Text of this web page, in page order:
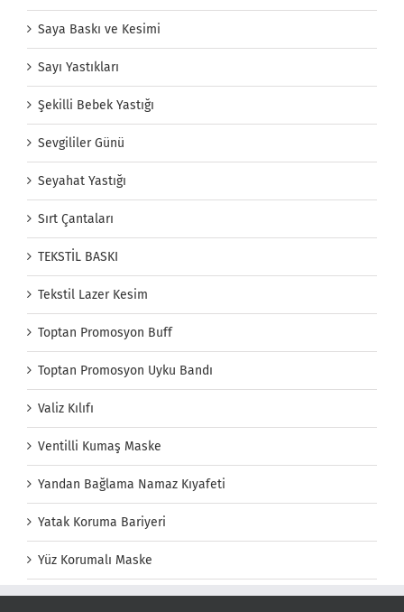
Saya Baskı ve Kesimi
Sayı Yastıkları
Şekilli Bebek Yastığı
Sevgililer Günü
Seyahat Yastığı
Sırt Çantaları
TEKSTİL BASKI
Tekstil Lazer Kesim
Toptan Promosyon Buff
Toptan Promosyon Uyku Bandı
Valiz Kılıfı
Ventilli Kumaş Maske
Yandan Bağlama Namaz Kıyafeti
Yatak Koruma Bariyeri
Yüz Korumalı Maske